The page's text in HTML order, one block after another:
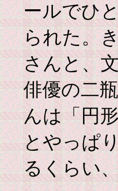
ールでひ
られた。
さんと、
俳優の二
んは「円
とやっぱ
るくらい